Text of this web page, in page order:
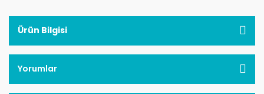
Ürün Bilgisi
Yorumlar